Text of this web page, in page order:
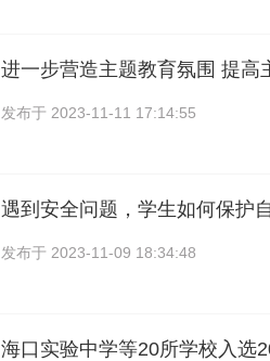
进一步营造主题教育氛围 提高
发布于 2023-11-11 17:14:55
遇到安全问题，学生如何保护
发布于 2023-11-09 18:34:48
海口实验中学等20所学校入选